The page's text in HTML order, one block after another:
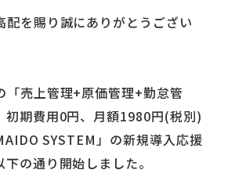
配を賜り誠にありがとうござい
「売上管理+原価管理+勤怠管
初期費用0円、月額1980円(税別)
SYSTEM」の新規導入応援
の通り開始しました。